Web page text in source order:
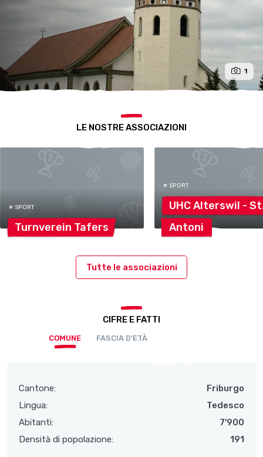
1
LE NOSTRE ASSOCIAZIONI
# SPORT
Turnverein Tafers
# SPORT
UHC Alterswil -
Antoni
Tutte le associazioni
CIFRE E FATTI
COMUNE FASCIA D’ETÀ
Cantone:
Friburgo
Lingua:
Tedesco
Abitanti:
7'900
Densità di popolazione:
191